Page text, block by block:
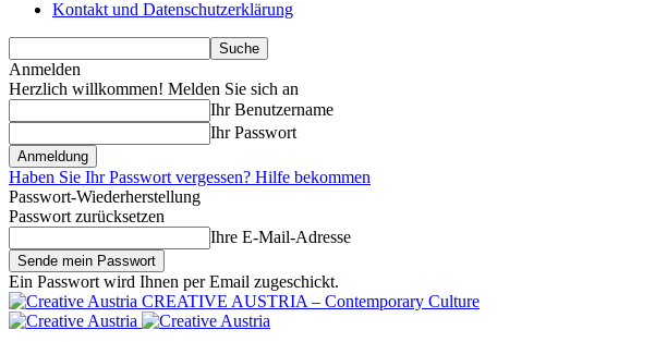
Kontakt und Datenschutzerklärung
Anmelden
Herzlich willkommen! Melden Sie sich an
Ihr Benutzername
Ihr Passwort
Haben Sie Ihr Passwort vergessen? Hilfe bekommen
Passwort-Wiederherstellung
Passwort zurücksetzen
Ihre E-Mail-Adresse
Ein Passwort wird Ihnen per Email zugeschickt.
CREATIVE AUSTRIA – Contemporary Culture